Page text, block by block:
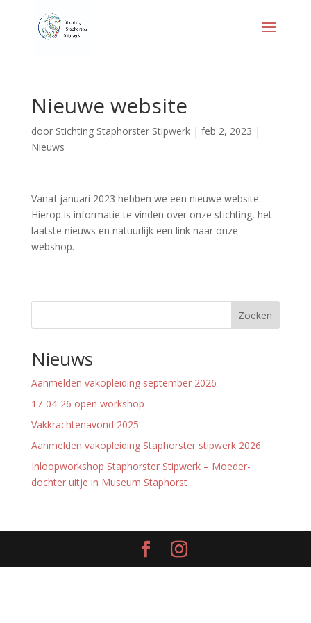
Nieuwe website
door Stichting Staphorster Stipwerk| feb 2, 2023 |
Nieuws
Vanaf januari 2023 hebben we een nieuwe website.
Hierop is informatie te vinden over onze stichting, het
laatste nieuws en natuurlijk een link naar onze
webshop.
Zoeken
Nieuws
Aanmelden vakopleiding september 2026
17-04-26 open workshop
Vakkrachtenavond 2025
Aanmelden vakopleiding Staphorster stipwerk 2026
Inloopworkshop Staphorster Stipwerk – Moeder-
dochter uitje in Museum Staphorst